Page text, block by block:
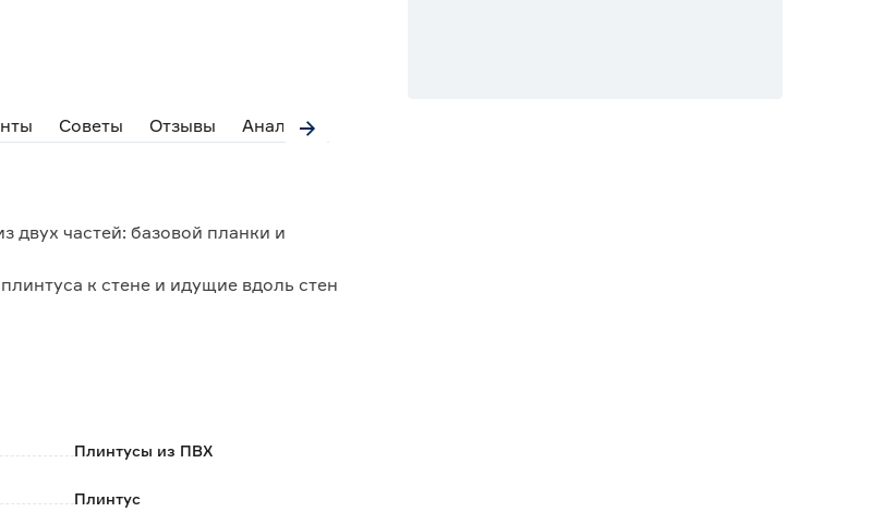
Советы Отзывы Аналоги
двух частей: базовой планки и
к стене и идущие вдоль стен
пола и стен.
Плинтусы из ПВХ
Плинтус